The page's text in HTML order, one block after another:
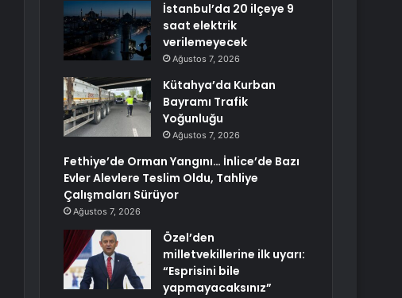
İstanbul’da 20 ilçeye 9
saat elektrik
verilemeyecek
Ağustos 7, 2026
Kütahya’da Kurban
Bayramı Trafik
Yoğunluğu
Ağustos 7, 2026
Fethiye’de Orman Yangını… İnlice’de Bazı
Evler Alevlere Teslim Oldu, Tahliye
Çalışmaları Sürüyor
Ağustos 7, 2026
Özel’den
milletvekillerine ilk uyarı:
“Esprisini bile
yapmayacaksınız”